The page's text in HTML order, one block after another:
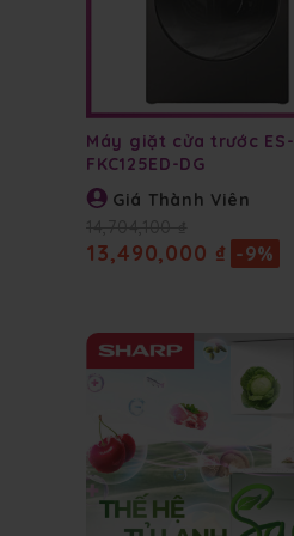
Máy giặt cửa trước ES-
FKC125ED-DG
Giá Thành Viên
13,490,000 ₫ -9%